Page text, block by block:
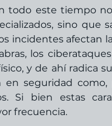
todo este tiempo
sino que
incidentes afectan
los
y de ahí radica
seguridad como,
Si bien estas
frecuencia.